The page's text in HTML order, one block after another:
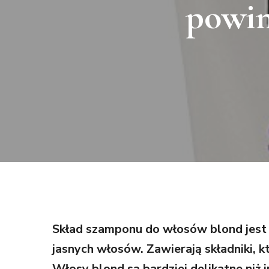
Skład szamponu do włosów blond
jasnych włosów. Zawierają składniki,